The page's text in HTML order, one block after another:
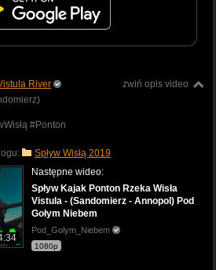
zwiń opis video
River
#Ponton
Spływ Wisłą 2019
Następne wideo:
Spływ Kajak Ponton Rzeka Wisła
Vistula - (Sandomierz - Annopol) Pod
Gołym Niebem
Pod_Golym_Niebem
1080p